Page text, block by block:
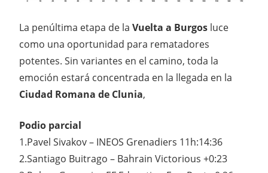
La penúltima etapa de la Vuelta a Burgos luce
como una oportunidad para rematadores
potentes. Sin variantes en el camino, toda la
emoción estará concentrada en la llegada en la
Ciudad Romana de Clunia,
Podio parcial
1.Pavel Sivakov – INEOS Grenadiers 11h:14:36
2.Santiago Buitrago – Bahrain Victorious +0:23